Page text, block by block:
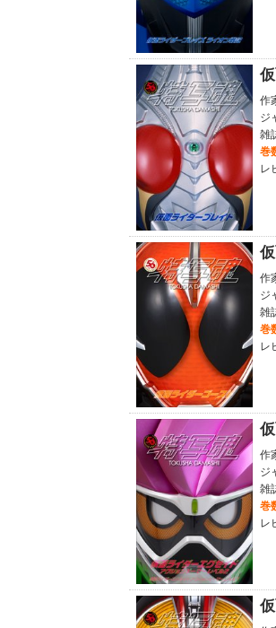
作
ジ
雑
巻
レ
作
ジ
雑
巻
レ
作
ジ
雑
巻
レ